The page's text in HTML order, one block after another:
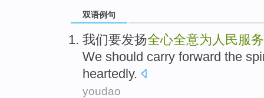
双语例句
我们要发扬全心全意为人民服务
We should carry forward the
heartedly.
youdao